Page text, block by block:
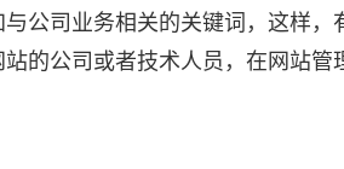
公司业务相关的关键词，这样，
的公司或者技术人员，在网站管